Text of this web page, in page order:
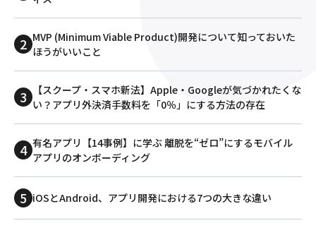
MVP (Minimum Viable Product)開発について知っておいた
ほうがいいこと
【スクープ・スマホ新法】Apple・Googleが気づかれたくな
い？アプリ外決済手数料を「0％」にする方法の存在
有名アプリ【14事例】に学ぶ 離脱を“ゼロ”にするモバイル
アプリのオンボーディング
iOSとAndroid、アプリ開発における7つの大きな違い